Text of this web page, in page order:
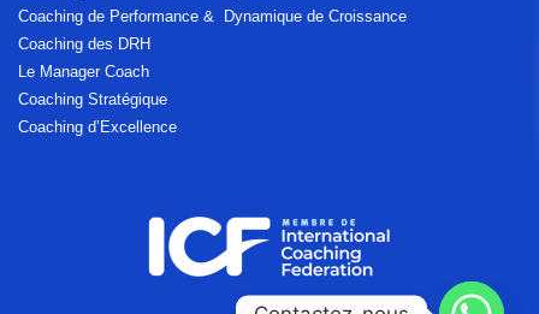
Coaching de Performance & Dynamique de Croissance
Coaching des DRH
Le Manager Coach
Coaching Stratégique
Coaching d’Excellence